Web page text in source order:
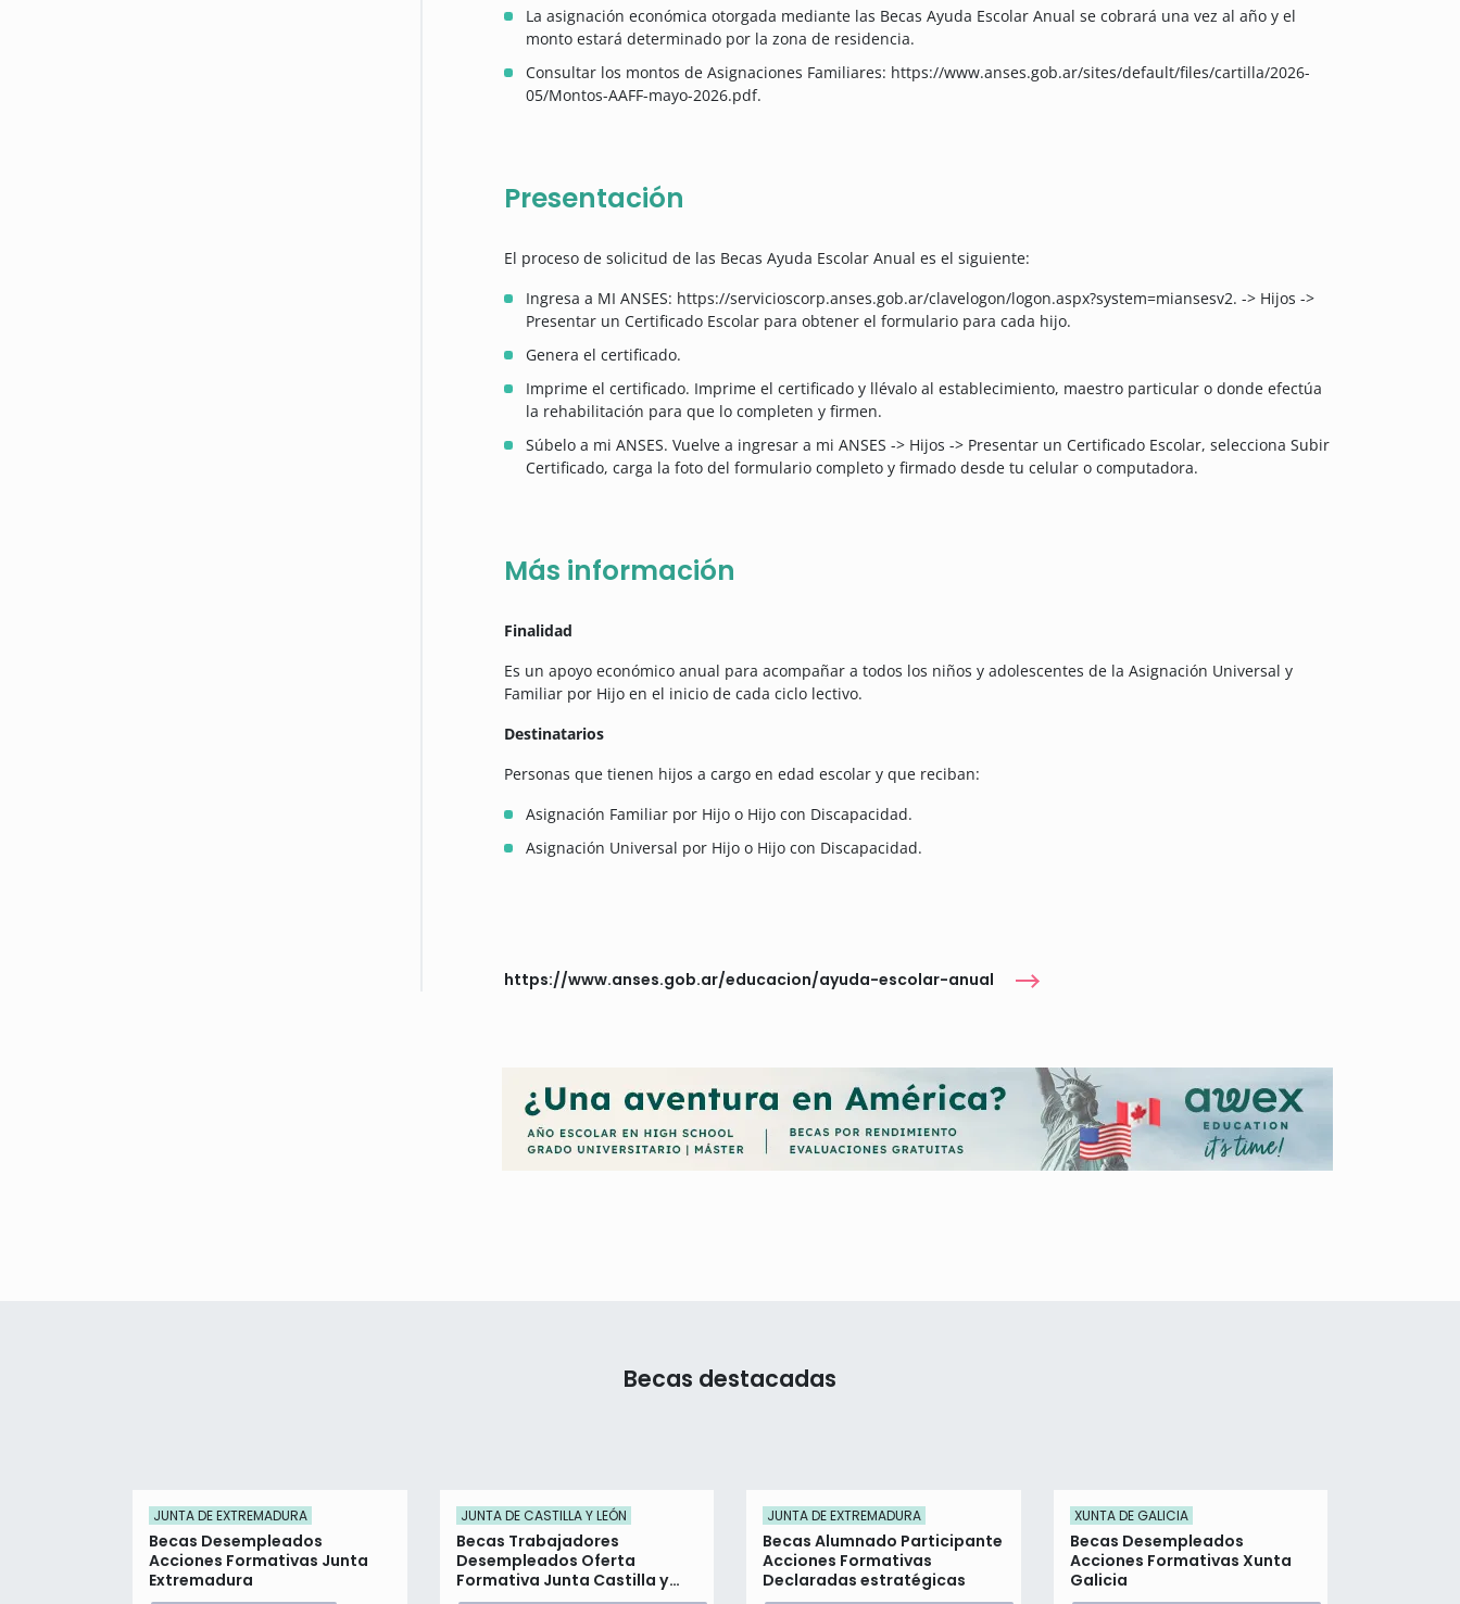
La asignación económica otorgada mediante las Becas Ayuda Escolar Anual se cobrará una vez al año y el
monto estará determinado por la zona de residencia.
Consultar los montos de Asignaciones Familiares: https://www.anses.gob.ar/sites/default/files/cartilla/2026-
05/Montos-AAFF-mayo-2026.pdf.
Presentación
El proceso de solicitud de las Becas Ayuda Escolar Anual es el siguiente:
Ingresa a MI ANSES: https://servicioscorp.anses.gob.ar/clavelogon/logon.aspx?system=miansesv2. -> Hijos ->
Presentar un Certificado Escolar para obtener el formulario para cada hijo.
Genera el certificado.
Imprime el certificado. Imprime el certificado y llévalo al establecimiento, maestro particular o donde efectúa
la rehabilitación para que lo completen y firmen.
Súbelo a mi ANSES. Vuelve a ingresar a mi ANSES -> Hijos -> Presentar un Certificado Escolar, selecciona Subir
Certificado, carga la foto del formulario completo y firmado desde tu celular o computadora.
Más información
Finalidad
Es un apoyo económico anual para acompañar a todos los niños y adolescentes de la Asignación Universal y
Familiar por Hijo en el inicio de cada ciclo lectivo.
Destinatarios
Personas que tienen hijos a cargo en edad escolar y que reciban:
Asignación Familiar por Hijo o Hijo con Discapacidad.
Asignación Universal por Hijo o Hijo con Discapacidad.
https://www.anses.gob.ar/educacion/ayuda-escolar-anual
Becas destacadas
JUNTA DE EXTREMADURA
Becas Desempleados
Acciones Formativas Junta
Extremadura
JUNTA DE CASTILLA Y LEÓN
Becas Trabajadores
Desempleados Oferta
Formativa Junta Castilla y
León
JUNTA DE EXTREMADURA
Becas Alumnado Participante
Acciones Formativas
Declaradas estratégicas
XUNTA DE GALICIA
Becas Desempleados
Acciones Formativas Xunta
Galicia